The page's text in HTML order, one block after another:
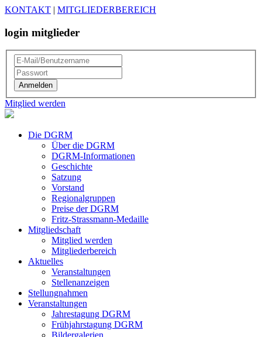
KONTAKT | MITGLIEDERBEREICH
login mitglieder
Mitglied werden
Die DGRM
Über die DGRM
DGRM-Informationen
Geschichte
Satzung
Vorstand
Regionalgruppen
Preise der DGRM
Fritz-Strassmann-Medaille
Mitgliedschaft
Mitglied werden
Mitgliederbereich
Aktuelles
Veranstaltungen
Stellenanzeigen
Stellungnahmen
Veranstaltungen
Jahrestagung DGRM
Frühjahrstagung DGRM
Bildergalerien